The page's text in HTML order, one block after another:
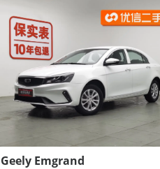
Geely Emgrand